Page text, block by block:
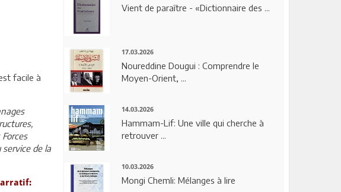
facile à
de la
Vient de paraître - «Dictionnaire des ...
17.03.2026
Noureddine Dougui : Comprendre le
Moyen-Orient, ...
14.03.2026
Hammam-Lif: Une ville qui cherche à
retrouver ...
10.03.2026
Mongi Chemli: Mélanges à lire